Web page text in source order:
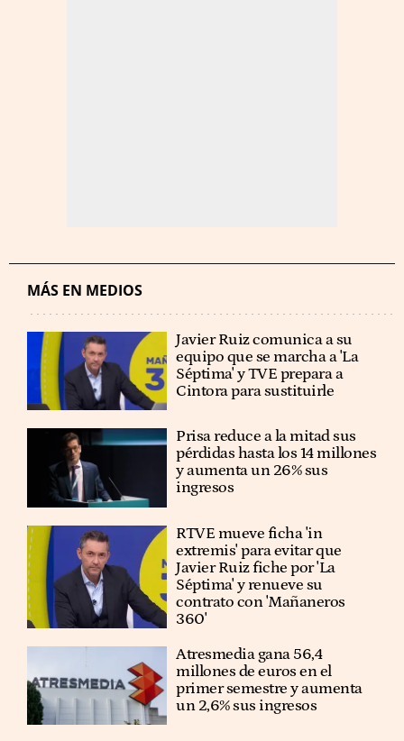
MÁS EN MEDIOS
Javier Ruiz comunica a su
equipo que se marcha a 'La
Séptima' y TVE prepara a
Cintora para sustituirle
Prisa reduce a la mitad sus
pérdidas hasta los 14 millones
y aumenta un 26% sus
ingresos
RTVE mueve ficha 'in
extremis' para evitar que
Javier Ruiz fiche por 'La
Séptima' y renueve su
contrato con 'Mañaneros
360'
Atresmedia gana 56,4
millones de euros en el
primer semestre y aumenta
un 2,6% sus ingresos